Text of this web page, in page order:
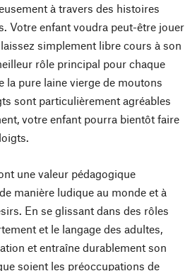
à travers des histoires
Votre enfant voudra peut-être jouer
simplement libre cours à son
rôle principal pour chaque
la pure laine vierge de moutons
sont particulièrement agréables
votre enfant pourra bientôt faire
une valeur pédagogique
manière ludique au monde et à
En se glissant dans des rôles
et le langage des adultes,
et entraîne durablement son
soient les préoccupations de